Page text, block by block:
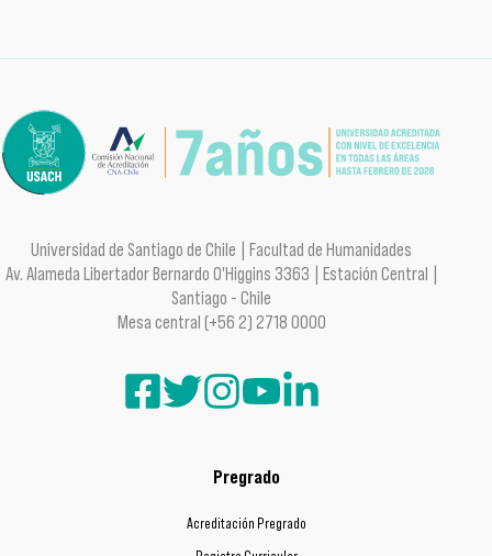
Universidad de Santiago de Chile | Facultad de Humanidades
Av. Alameda Libertador Bernardo O'Higgins 3363 | Estación Central |
Santiago - Chile
Mesa central (+56 2) 2718 0000
Pregrado
Acreditación Pregrado